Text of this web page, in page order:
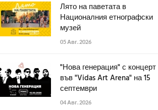
Лято на паветата в
Националния етнографски
музей
05 Авг. 2026
"Нова генерация" с концерт
във "Vidas Art Arena" на 15
септември
04 Авг. 2026